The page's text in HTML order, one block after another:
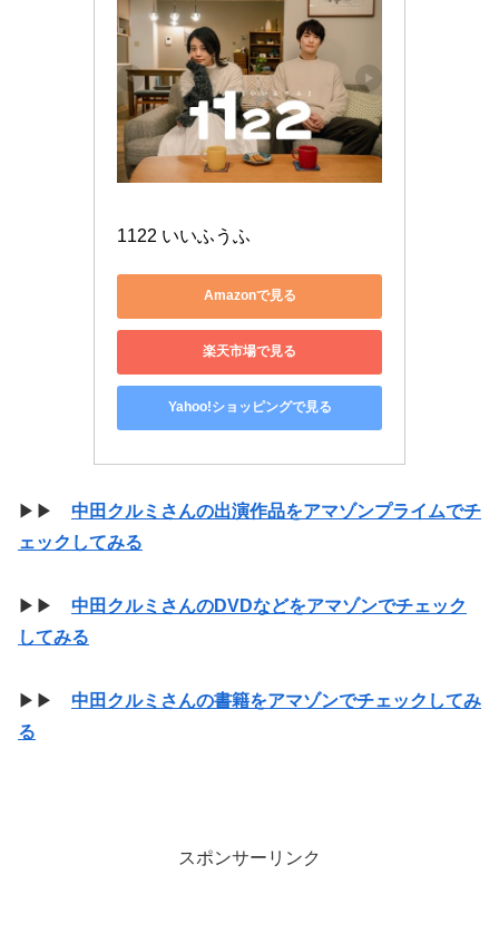
1122 いいふうふ
Amazonで見る
楽天市場で見る
Yahoo!ショッピングで見る
▶▶ 中田クルミさんの出演作品をアマゾンプライムでチ
ェックしてみる
▶▶ 中田クルミさんのDVDなどをアマゾンでチェック
してみる
▶▶ 中田クルミさんの書籍をアマゾンでチェックしてみ
る
スポンサーリンク